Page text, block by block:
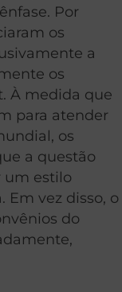
Por
os
a
os
À medida que
para atender
os
a questão
um estilo
vez disso, o
do